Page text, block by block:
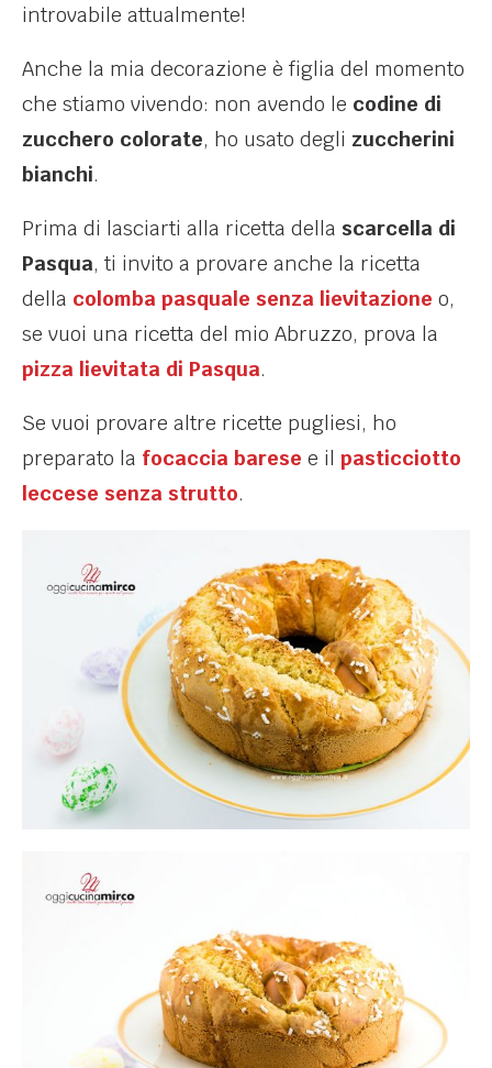
introvabile attualmente!
Anche la mia decorazione è figlia del momento
che stiamo vivendo: non avendo le codine di
zucchero colorate, ho usato degli zuccherini
bianchi.
Prima di lasciarti alla ricetta della scarcella di
Pasqua, ti invito a provare anche la ricetta
della colomba pasquale senza lievitazione o,
se vuoi una ricetta del mio Abruzzo, prova la
pizza lievitata di Pasqua.
Se vuoi provare altre ricette pugliesi, ho
preparato la focaccia barese e il pasticciotto
leccese senza strutto.